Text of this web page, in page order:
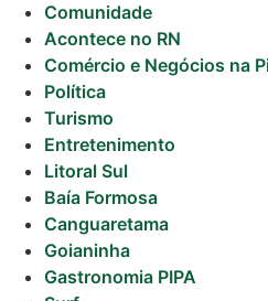
Comunidade
Acontece no RN
Comércio e Negócios na
Política
Turismo
Entretenimento
Litoral Sul
Baía Formosa
Canguaretama
Goianinha
Gastronomia PIPA